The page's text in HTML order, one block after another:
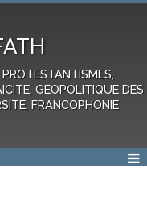
GEOPOLITIQUE DES
FRANCOPHONIE